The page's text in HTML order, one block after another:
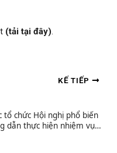
(tải tại đây).
KẾ TIẾP
tổ chức Hội nghị phổ biến
dẫn thực hiện nhiệm vụ
triển công nghệ chiến
trình khoa học, công